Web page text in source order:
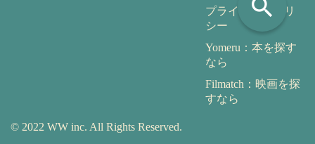
search
プライバシーポリ
シー
Yomeru：本を探す
なら
Filmatch：映画を探
すなら
© 2022 WW inc. All Rights Reserved.